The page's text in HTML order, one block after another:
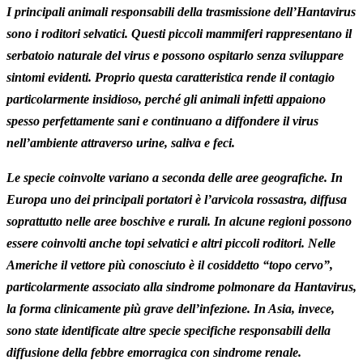
I principali animali responsabili della trasmissione dell’Hantavirus
sono i roditori selvatici. Questi piccoli mammiferi rappresentano il
serbatoio naturale del virus e possono ospitarlo senza sviluppare
sintomi evidenti. Proprio questa caratteristica rende il contagio
particolarmente insidioso, perché gli animali infetti appaiono
spesso perfettamente sani e continuano a diffondere il virus
nell’ambiente attraverso urine, saliva e feci.
Le specie coinvolte variano a seconda delle aree geografiche. In
Europa uno dei principali portatori è l’arvicola rossastra, diffusa
soprattutto nelle aree boschive e rurali. In alcune regioni possono
essere coinvolti anche topi selvatici e altri piccoli roditori. Nelle
Americhe il vettore più conosciuto è il cosiddetto “topo cervo”,
particolarmente associato alla sindrome polmonare da Hantavirus,
la forma clinicamente più grave dell’infezione. In Asia, invece,
sono state identificate altre specie specifiche responsabili della
diffusione della febbre emorragica con sindrome renale.